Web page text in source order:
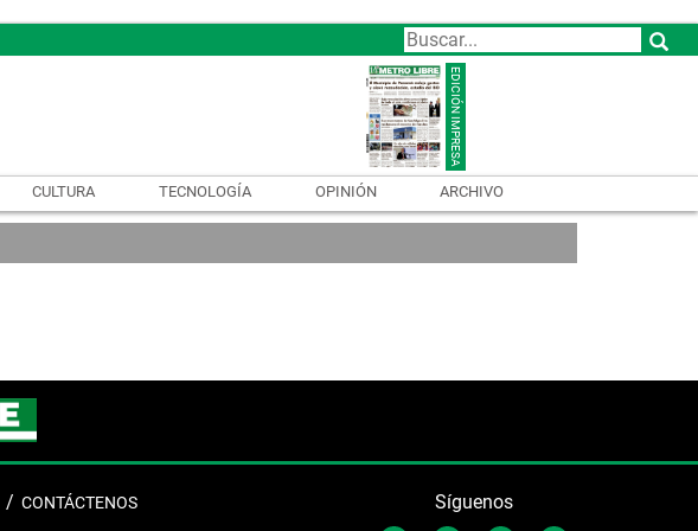
CULTURA TECNOLOGÍA OPINIÓN ARCHIVO
CONTÁCTENOS Síguenos